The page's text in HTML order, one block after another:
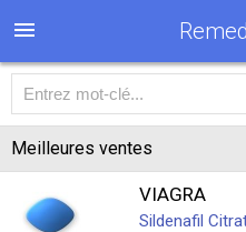
Meilleures ventes
VIAGRA
Sildenafil